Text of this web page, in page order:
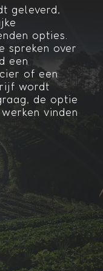
geleverd,
opties.
spreken over
een
of een
wordt
de optie
vinden